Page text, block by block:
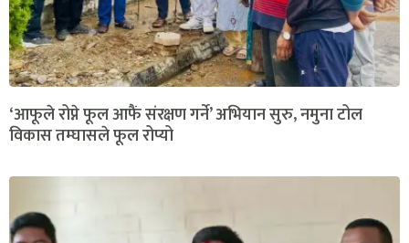
‘आफूले रोप्ने फूल आफैं संरक्षण गर्ने’ अभियान सुरु, नमुना टोल
विकास तम्घासले फूल रोप्यो